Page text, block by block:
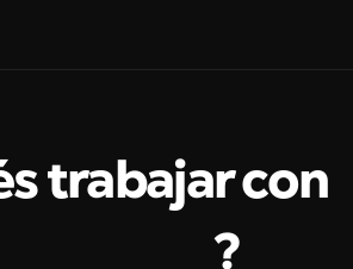
trabajar con
Morelli
?